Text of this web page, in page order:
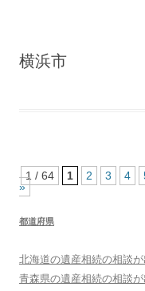
横浜市
1 / 64 1 2 3 4
»
都道府県
北海道の遺産相続の相談
青森県の遺産相続の相談